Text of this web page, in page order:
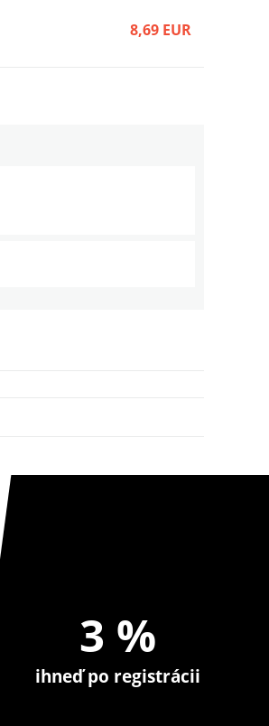
8,69 EUR
3 %
ihneď po registrácii